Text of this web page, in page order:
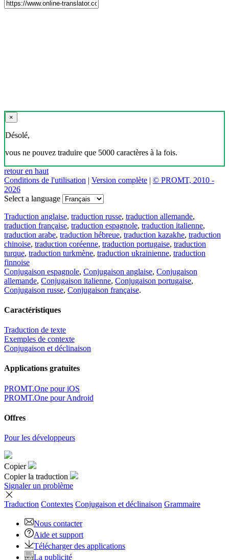
×
Désolé,
vous ne pouvez traduire que 5000 caractères à la fois.
retour en haut
Conditions de l'utilisation | Version complète | © PROMT, 2010 -
2026
Select a language
Traduction anglaise, traduction russe, traduction allemande,
traduction française, traduction espagnole, traduction italienne,
traduction arabe, traduction hébreue, traduction kazakhe, traduction
chinoise, traduction coréenne, traduction portugaise, traduction
turque, traduction turkmène, traduction ukrainienne, traduction
finnoise
Conjugaison espagnole, Conjugaison anglaise, Conjugaison
allemande, Conjugaison italienne, Conjugaison portugaise,
Conjugaison russe, Conjugaison française.
Caractéristiques
Traduction de texte
Exemples de contexte
Conjugaison et déclinaison
Applications gratuites
PROMT.One pour iOS
PROMT.One pour Android
Offres
Pour les développeurs
Copier
Copier la traduction
Signaler un problème
Traduction Contextes Conjugaison et déclinaison Grammaire
Nous contacter
Aide et support
Télécharger des applications
La publicité